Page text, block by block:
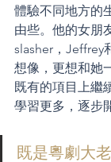
體驗不同地方的
由些。他的女朋
slasher，Jeffrey
想像，更想和她
既有的項目上繼
學習更多，逐步
既是粵劇大